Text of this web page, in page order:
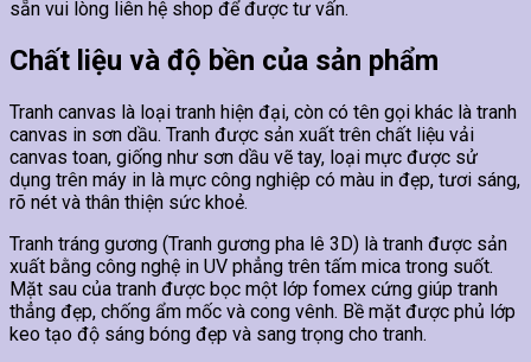
sẵn vui lòng liên hệ shop để được tư vấn.
Chất liệu và độ bền của sản phẩm
Tranh canvas là loại tranh hiện đại, còn có tên gọi khác là tranh
canvas in sơn dầu. Tranh được sản xuất trên chất liệu vải
canvas toan, giống như sơn dầu vẽ tay, loại mực được sử
dụng trên máy in là mực công nghiệp có màu in đẹp, tươi sáng,
rõ nét và thân thiện sức khoẻ.
Tranh tráng gương (Tranh gương pha lê 3D) là tranh được sản
xuất bằng công nghệ in UV phẳng trên tấm mica trong suốt.
Mặt sau của tranh được bọc một lớp fomex cứng giúp tranh
thẳng đẹp, chống ẩm mốc và cong vênh. Bề mặt được phủ lớp
keo tạo độ sáng bóng đẹp và sang trọng cho tranh.